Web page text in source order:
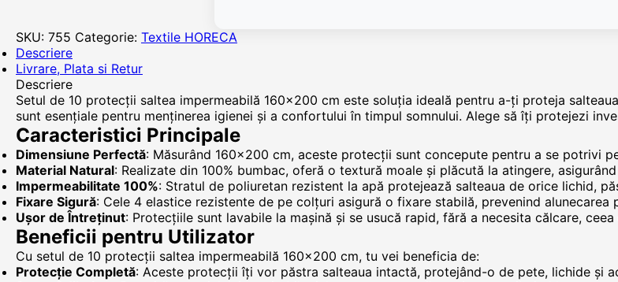
SKU: 755 Categorie: Textile HORECA
Descriere
Livrare, Plata si Retur
Descriere
Setul de 10 protecții saltea impermeabilă 160x200 cm este soluția ideală pentru a-ți proteja
sunt esențiale pentru menținerea igienei și a confortului în timpul somnului. Alege să îți protejezi
Caracteristici Principale
Dimensiune Perfectă: Măsurând 160x200 cm, aceste protecții sunt concepute pentru a se potrivi
Material Natural: Realizate din 100% bumbac, oferă o textură moale și plăcută la atingere,
Impermeabilitate 100%: Stratul de poliuretan rezistent la apă protejează salteaua de orice lichid,
Fixare Sigură: Cele 4 elastice rezistente de pe colțuri asigură o fixare stabilă, prevenind alunecarea
Ușor de Întreținut: Protecțiile sunt lavabile la mașină și se usucă rapid, fără a necesita călcare,
Beneficii pentru Utilizator
Cu setul de 10 protecții saltea impermeabilă 160x200 cm, tu vei beneficia de:
Protecție Completă: Aceste protecții îți vor păstra salteaua intactă, protejând-o de pete, lichide și